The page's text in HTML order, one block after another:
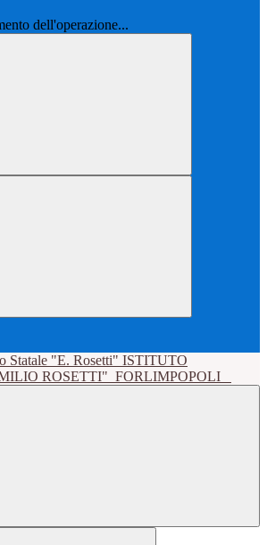
dell'operazione...
ISTITUTO
ROSETTI" FORLIMPOPOLI